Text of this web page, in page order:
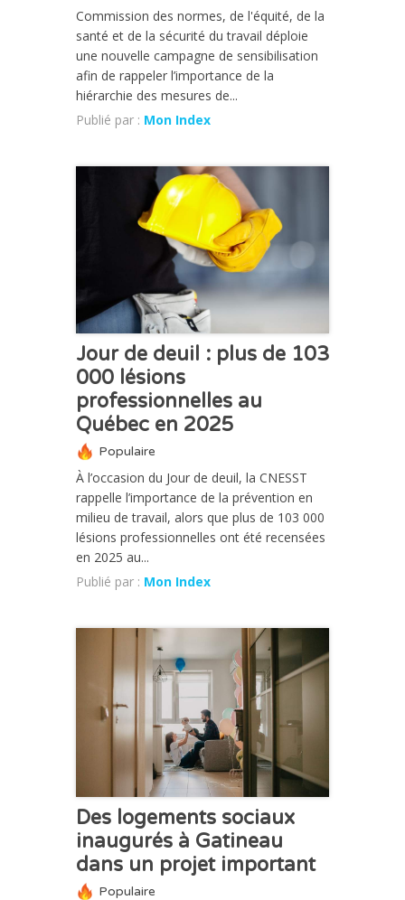
Commission des normes, de l'équité, de la
santé et de la sécurité du travail déploie
une nouvelle campagne de sensibilisation
afin de rappeler l’importance de la
hiérarchie des mesures de...
Publié par : Mon Index
Jour de deuil : plus de 103
000 lésions
professionnelles au
Québec en 2025
Populaire
À l’occasion du Jour de deuil, la CNESST
rappelle l’importance de la prévention en
milieu de travail, alors que plus de 103 000
lésions professionnelles ont été recensées
en 2025 au...
Publié par : Mon Index
Des logements sociaux
inaugurés à Gatineau
dans un projet important
Populaire